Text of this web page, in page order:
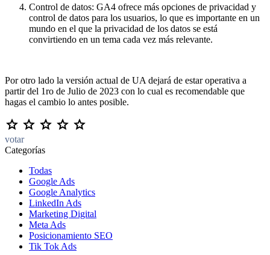
Control de datos: GA4 ofrece más opciones de privacidad y
control de datos para los usuarios, lo que es importante en un
mundo en el que la privacidad de los datos se está
convirtiendo en un tema cada vez más relevante.
Por otro lado la versión actual de UA dejará de estar operativa a
partir del 1ro de Julio de 2023 con lo cual es recomendable que
hagas el cambio lo antes posible.
votar
Categorías
Todas
Google Ads
Google Analytics
LinkedIn Ads
Marketing Digital
Meta Ads
Posicionamiento SEO
Tik Tok Ads